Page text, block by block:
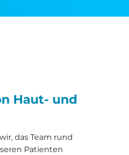
Haut- und
das Team rund
Patienten